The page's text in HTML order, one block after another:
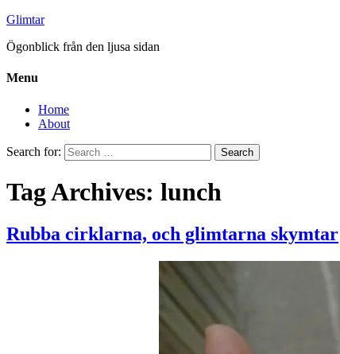
Glimtar
Ögonblick från den ljusa sidan
Menu
Home
About
Search for:
Tag Archives: lunch
Rubba cirklarna, och glimtarna skymtar